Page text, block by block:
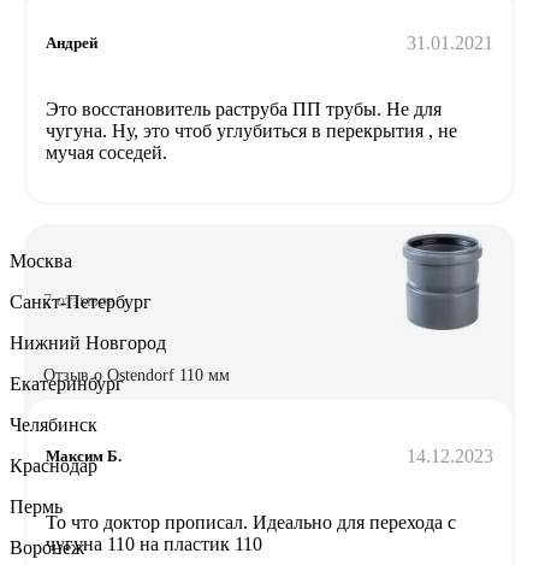
Андрей 31.01.2021
Это восстановитель раструба ПП трубы. Не для
чугуна. Ну, это чтоб углубиться в перекрытия , не
мучая соседей.
7 отзывов
Отзыв о Ostendorf 110 мм
Максим Б. 14.12.2023
То что доктор прописал. Идеально для перехода с
чугуна 110 на пластик 110
Москва
Санкт-Петербург
Нижний Новгород
Екатеринбург
Челябинск
Краснодар
Пермь
Воронеж